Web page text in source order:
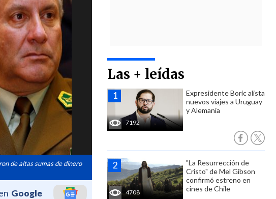
de altas sumas de dinero
Google
Las + leídas
7192
Expresidente Boric alista
nuevos viajes a Uruguay
y Alemania
4708
"La Resurrección de
Cristo" de Mel Gibson
confirmó estreno en
cines de Chile